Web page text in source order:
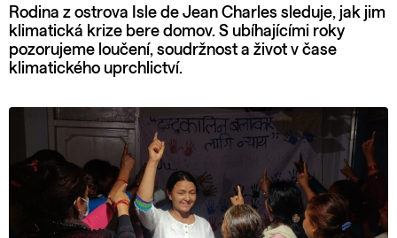
Rodina z ostrova Isle de Jean Charles sleduje, jak jim
klimatická krize bere domov. S ubíhajícími roky
pozorujeme loučení, soudržnost a život v čase
klimatického uprchlictví.